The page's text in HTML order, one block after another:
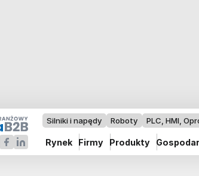
Silniki i napędy Roboty PLC, HMI,
Rynek Firmy Produkty